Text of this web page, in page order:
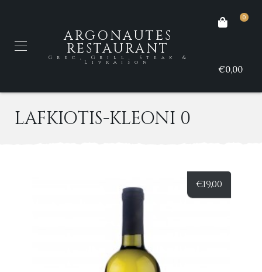
ARGONAUTES
RESTAURANT
Grec, Grill, Steak &
Livraison
0
€0,00
LAFKIOTIS-KLEONI 0
€19,00